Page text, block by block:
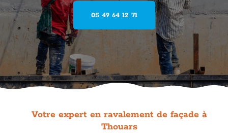
05 49 64 12 71
Votre expert en ravalement de façade à
Thouars